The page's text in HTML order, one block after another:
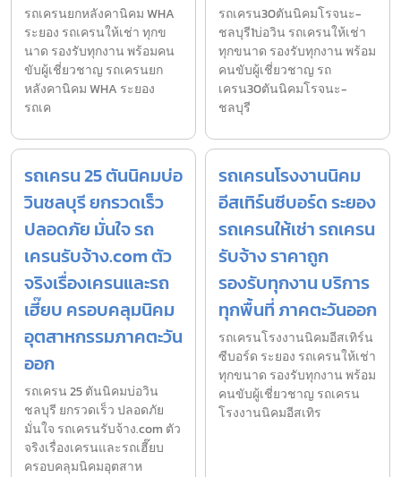
รถเครนยกหลังคานิคม WHA
ระยอง รถเครนให้เช่า ทุกข
นาด รองรับทุกงาน พร้อมคน
ขับผู้เชี่ยวชาญ รถเครนยก
หลังคานิคม WHA ระยอง
รถเค
รถเครน30ตันนิคมโรจนะ-
ชลบุรี1บ่อวิน รถเครนให้เช่า
ทุกขนาด รองรับทุกงาน พร้อม
คนขับผู้เชี่ยวชาญ รถ
เครน30ตันนิคมโรจนะ-
ชลบุรี
รถเครน 25 ตันนิคมบ่อ
วินชลบุรี ยกรวดเร็ว
ปลอดภัย มั่นใจ รถ
เครนรับจ้าง.com ตัว
จริงเรื่องเครนและรถ
เฮี๊ยบ ครอบคลุมนิคม
อุตสาหกรรมภาคตะวัน
ออก
รถเครน 25 ตันนิคมบ่อวิน
ชลบุรี ยกรวดเร็ว ปลอดภัย
มั่นใจ รถเครนรับจ้าง.com ตัว
จริงเรื่องเครนและรถเฮี๊ยบ
ครอบคลุมนิคมอุตสาห
รถเครนโรงงานนิคม
อีสเทิร์นซีบอร์ด ระยอง
รถเครนให้เช่า รถเครน
รับจ้าง ราคาถูก
รองรับทุกงาน บริการ
ทุกพื้นที่ ภาคตะวันออก
รถเครนโรงงานนิคมอีสเทิร์น
ซีบอร์ด ระยอง รถเครนให้เช่า
ทุกขนาด รองรับทุกงาน พร้อม
คนขับผู้เชี่ยวชาญ รถเครน
โรงงานนิคมอีสเทิร